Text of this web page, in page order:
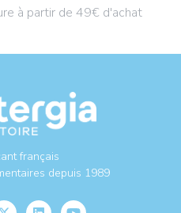
à partir de 49€ d'achat
français
depuis 1989